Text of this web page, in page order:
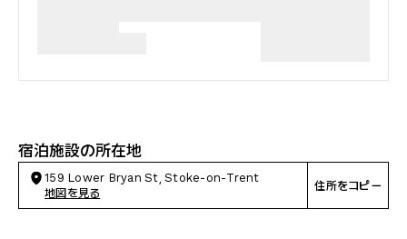
宿泊施設の所在地
159 Lower Bryan St, Stoke-on-Trent
地図を見る
住所をコピー